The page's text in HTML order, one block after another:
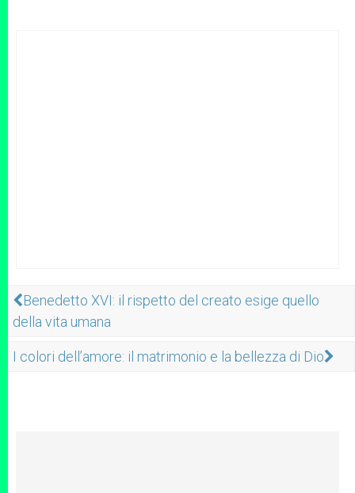
Benedetto XVI: il rispetto del creato esige quello
della vita umana
I colori dell’amore: il matrimonio e la bellezza di Dio